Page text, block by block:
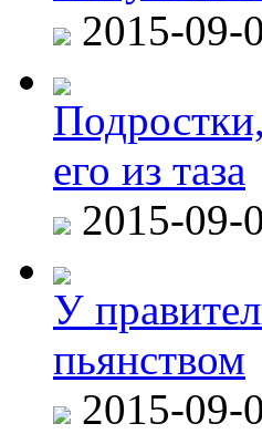
2015-09-
его из таза
2015-09-
У
пьянством
2015-09-